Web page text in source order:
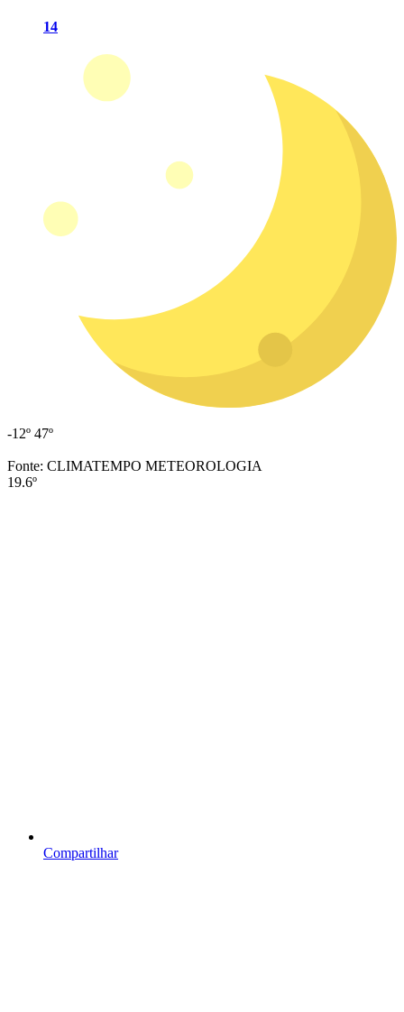
14
-12º 47º
Fonte: CLIMATEMPO METEOROLOGIA
19.6º
Compartilhar